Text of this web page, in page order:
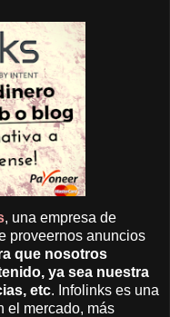
, una empresa de
proveernos anuncios
que nosotros
ya sea nuestra
etc. Infolinks es una
el mercado, más